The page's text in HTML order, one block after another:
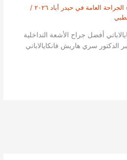
العامة في حيدر أباد ٢٠٢٦
/
أفضل جراح الأشعة التداخلية
الدكتور سري هاريش فانكايالاباتي